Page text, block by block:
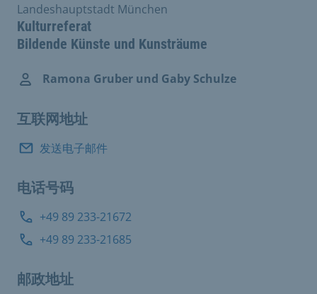
Kulturreferat
Bildende Künste und Kunsträume
Landeshauptstadt München
Ramona Gruber und Gaby Schulze
互联网地址
发送电子邮件
电话号码
+49 89 233-21672
+49 89 233-21685
邮政地址